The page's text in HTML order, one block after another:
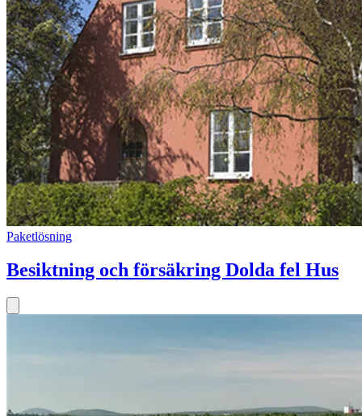
Paketlösning
Besiktning och försäkring Dolda fel Hus